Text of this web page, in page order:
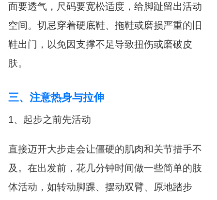
面要透气，尺码要宽松适度，给脚趾留出活动
空间。切忌穿着硬底鞋、拖鞋或磨损严重的旧
鞋出门，以免因支撑不足导致扭伤或磨破皮
肤。
三、注意热身与拉伸
1、起步之前先活动
直接迈开大步走会让僵硬的肌肉和关节措手不
及。在出发前，花几分钟时间做一些简单的肢
体活动，如转动脚踝、摆动双臂、原地踏步